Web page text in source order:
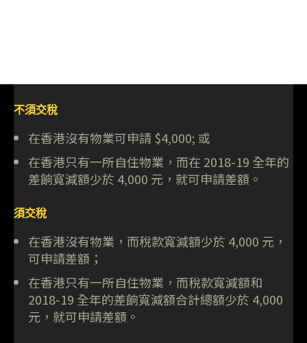
不須交稅
在香港沒有物業可申請 $4,000; 或
在香港只有一所自住物業，而在 2018-19 全年的
差餉寬減額少於 4,000 元，就可申請差額。
須交稅
在香港沒有物業，而稅款寬減額少於 4,000 元，
可申請差額；
在香港只有一所自住物業，而稅款寬減額和
2018-19 全年的差餉寬減額合計總額少於 4,000
元，就可申請差額。